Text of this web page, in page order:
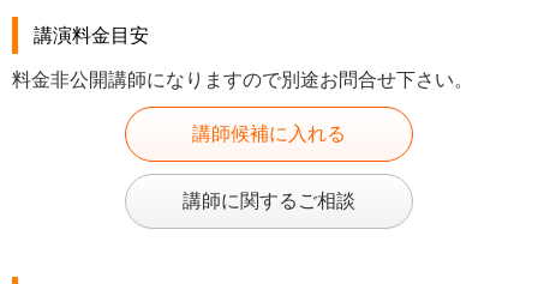
講演料金目安
料金非公開講師になりますので別途お問合せ下さい。
講師候補に入れる
講師に関するご相談